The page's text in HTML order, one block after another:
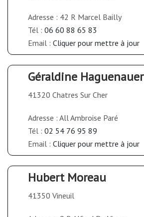
Adresse : 42 R Marcel Bailly
Tél : 06 60 88 65 83
Email : Cliquer pour mettre à jour
Géraldine Haguenauer
41320 Chatres Sur Cher
Adresse : All Ambroise Paré
Tél : 02 54 76 95 89
Email : Cliquer pour mettre à jour
Hubert Moreau
41350 Vineuil